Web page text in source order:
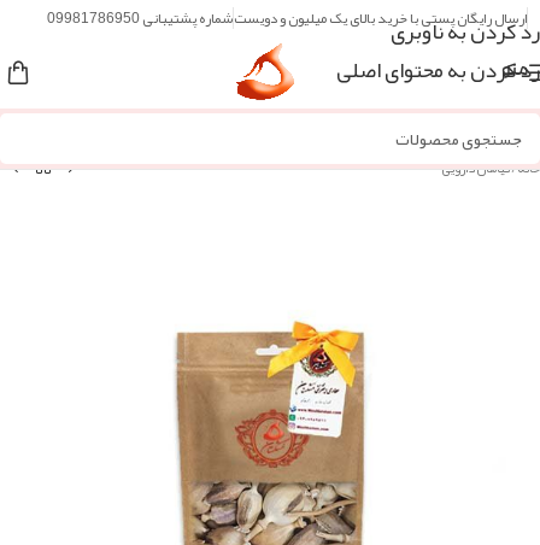
رد کردن به ناوبری
رد کردن به محتوای اصلی
ارسال رایگان پستی با خرید بالای یک میلیون و دویستشماره پشتیبانی 09981786950
منو
خانه/گیاهان دارویی